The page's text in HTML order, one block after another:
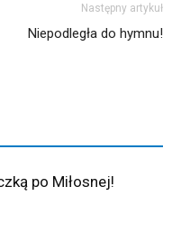
Następny artykuł
Niepodległa do hymnu!
po Miłosnej!